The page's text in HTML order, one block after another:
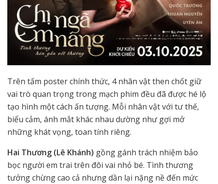
Trên tấm poster chính thức, 4 nhân vật then chốt giữ
vai trò quan trọng trong mạch phim đều đã được hé lộ
tạo hình một cách ấn tượng. Mỗi nhân vật với tư thế,
biểu cảm, ánh mắt khác nhau dường như gợi mở
những khát vọng, toan tính riêng.
Hai Thương (Lê Khánh) gồng gánh trách nhiệm bảo
bọc người em trai trên đôi vai nhỏ bé. Tình thương
tưởng chừng cao cả nhưng dần lại nặng nề đến mức